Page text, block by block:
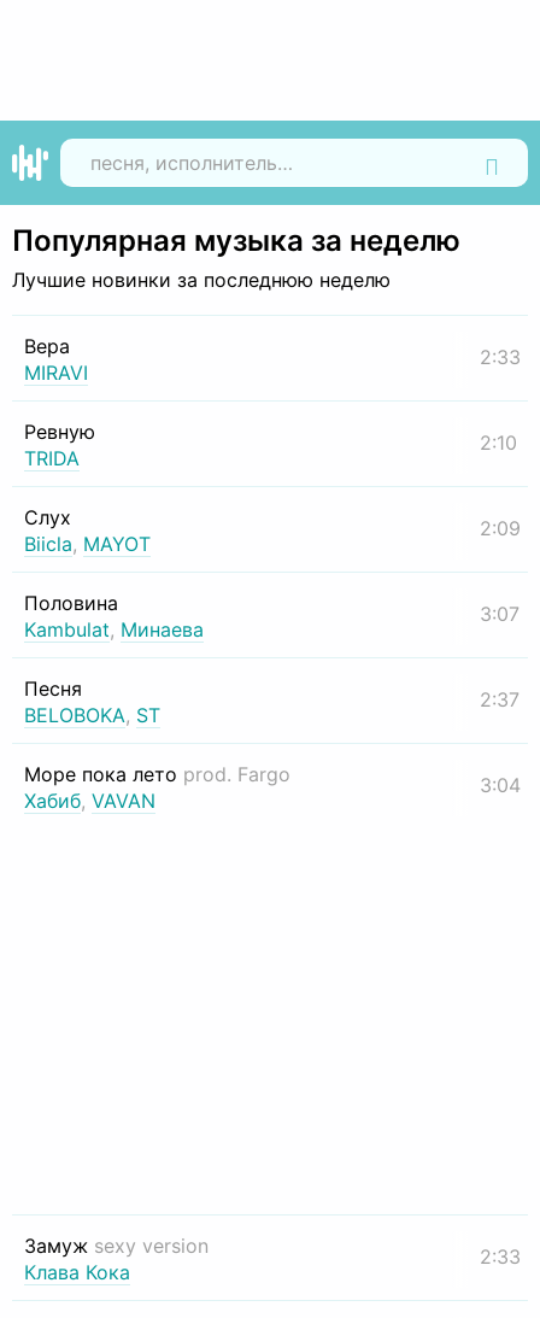
Популярная музыка за неделю
Лучшие новинки за последнюю неделю
Вера
MIRAVI
2:33
Ревную
TRIDA
2:10
Слух
Biicla, MAYOT
2:09
Половина
Kambulat, Минаева
3:07
Песня
BELOBOKA, ST
2:37
Море пока лето prod. Fargo
Хабиб, VAVAN
3:04
Замуж sexy version
Клава Кока
2:33